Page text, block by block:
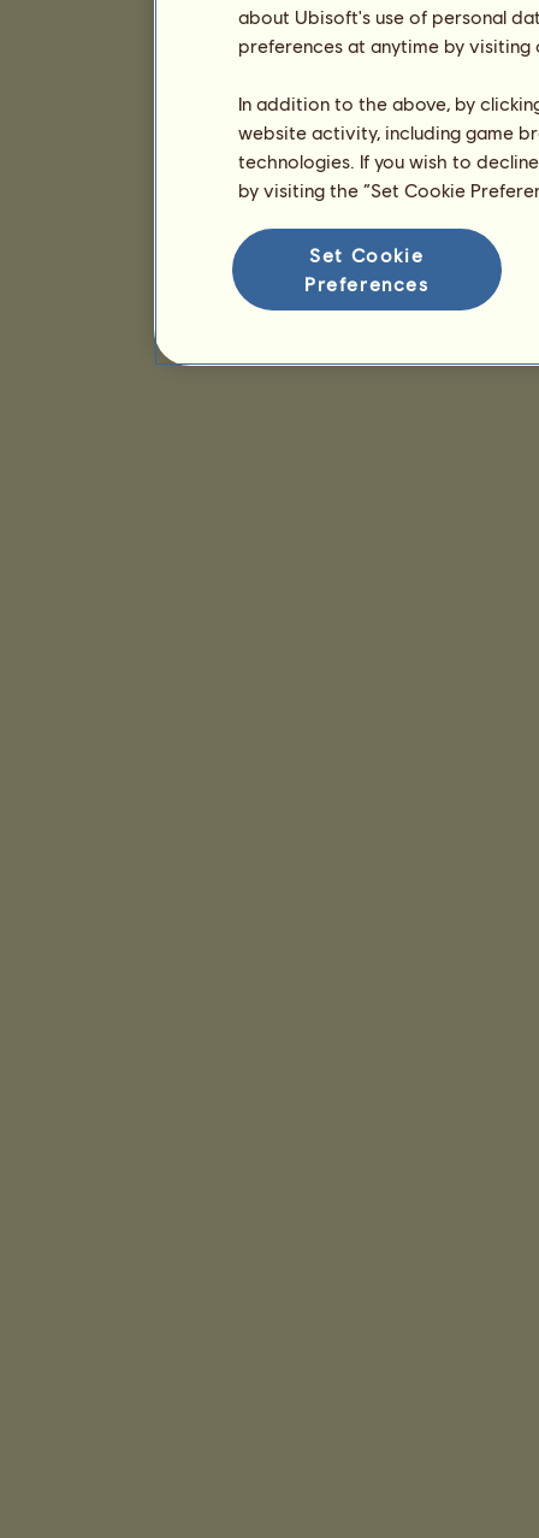
about Ubisoft's use of personal
preferences at anytime by
In addition to the above, by
website activity, including game
technologies. If you wish to
by visiting the “Set Cookie
Set Cookie
Preferences